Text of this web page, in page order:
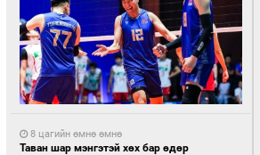
8 цагийн өмнө өмнө
Таван шар мэнгэтэй хөх бар өдөр